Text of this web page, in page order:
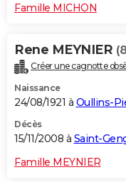
Famille MICHON
Rene MEYNIER
Créer une cagnotte
Naissance
24/08/1921 à Oullins-
Décès
15/11/2008 à Saint-
Famille MEYNIER